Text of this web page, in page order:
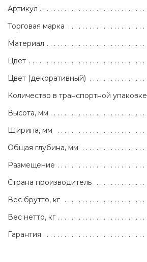
Артикул
Торговая марка
Материал
Цвет
Цвет (декоративный)
Количество в транспортной упаковке
Высота, мм
Ширина, мм
Общая глубина, мм
Размещение
Страна производитель
Вес брутто, кг
Вес нетто, кг
Гарантия